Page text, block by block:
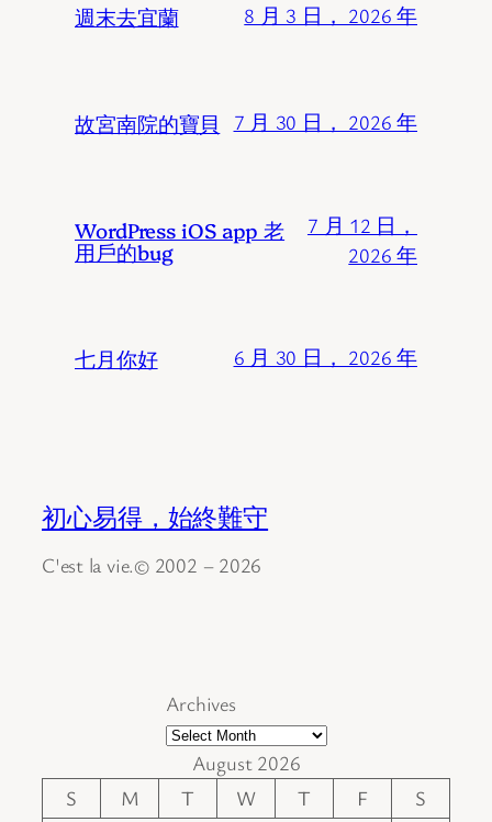
週末去宜蘭 8 月 3 日， 2026 年
故宮南院的寶貝 7 月 30 日， 2026 年
WordPress iOS app 老
用戶的bug
7 月 12 日，
2026 年
七月你好 6 月 30 日， 2026 年
初心易得，始終難守
C'est la vie.© 2002 – 2026
Archives
August 2026
S
M T W T F
S